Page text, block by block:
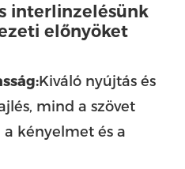
interlinzelésünk
előnyöket
Kiváló nyújtás és
mind a szövet
kényelmet és a